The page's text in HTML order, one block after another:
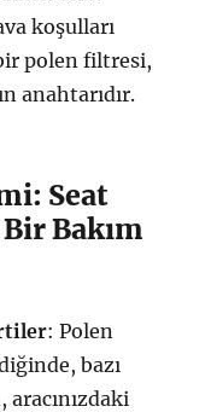
koşulları
bir polen filtresi,
anahtarıdır.
Seat
Bakım
: Polen
bazı